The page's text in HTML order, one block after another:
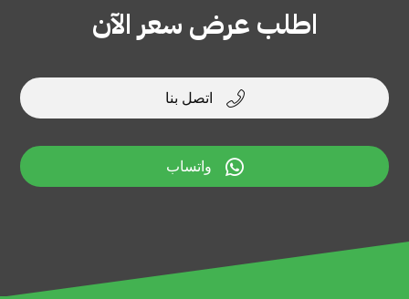
اطلب عرض سعر الآن
 اتصل بنا
 واتساب